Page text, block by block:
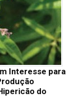
Interesse para
do